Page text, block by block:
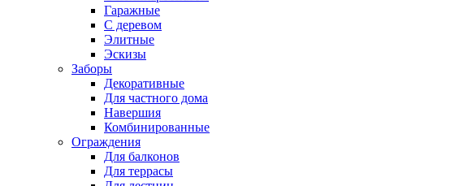
Гаражные
С деревом
Элитные
Эскизы
Заборы
Декоративные
Для частного дома
Навершия
Комбинированные
Ограждения
Для балконов
Для террасы